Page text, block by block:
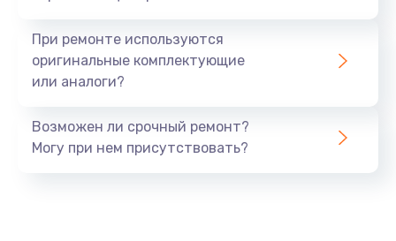
Заказать
от 1060 руб.
При ремонте используются
оригинальные комплектующие
или аналоги?
Возможен ли срочный ремонт?
Могу при нем присутствовать?